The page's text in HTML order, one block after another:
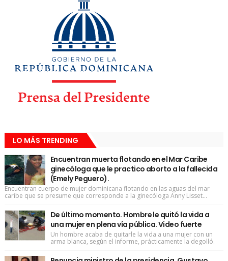
LO MÁS TRENDING
Encuentran muerta flotando en el Mar Caribe
ginecóloga que le practico aborto a la fallecida
(Emely Peguero).
Encuentran cuerpo de mujer dominicana flotando en las aguas del mar
caribe que se presume que corresponde a la ginecóloga Anny Lisset...
De último momento. Hombre le quitó la vida a
una mujer en plena vía pública. Video fuerte
Un hombre acaba de quitarle la vida a una mujer con un
arma blanca, según el informe, prácticamente la degolló.